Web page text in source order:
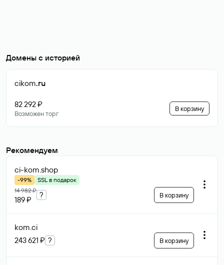
Домены с историей
cikom.ru
82 292 ₽
Возможен торг
В корзину
Рекомендуем
ci-kom.shop
-99%
SSL в подарок
14 982 ₽
189 ₽
? В корзину
kom.ci
243 621 ₽ ? В корзину